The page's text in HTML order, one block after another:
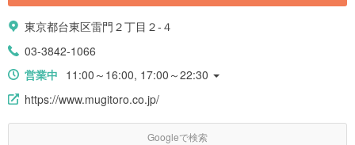
門|https://haveagood.holiday/articles/1151] [keyword_link:浅草寺の
Q&A|https://haveagood.holiday/articles/1142]
東京都台東区雷門２丁目２-４
03-3842-1066
営業中 11:00～16:00, 17:00～22:30
https://www.mugitoro.co.jp/
Googleで検索